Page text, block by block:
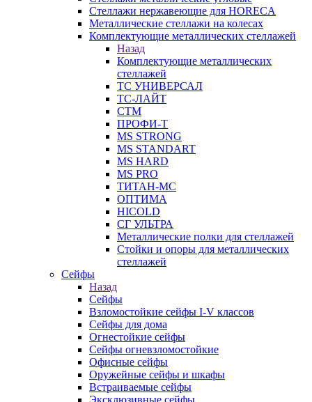
Стеллажи нержавеющие для HORECA
Металлические стеллажи на колесах
Комплектующие металлических стеллажей
Назад
Комплектующие металлических
стеллажей
ТС УНИВЕРСАЛ
ТС-ЛАЙТ
СТМ
ПРОФИ-Т
MS STRONG
MS STANDART
MS HARD
MS PRO
ТИТАН-МС
ОПТИМА
HICOLD
СГ УЛЬТРА
Металлические полки для стеллажей
Стойки и опоры для металлических
стеллажей
Сейфы
Назад
Сейфы
Взломостойкие сейфы I-V классов
Сейфы для дома
Огнестойкие сейфы
Сейфы огневзломостойкие
Офисные сейфы
Оружейные сейфы и шкафы
Встраиваемые сейфы
Эксклюзивные сейфы